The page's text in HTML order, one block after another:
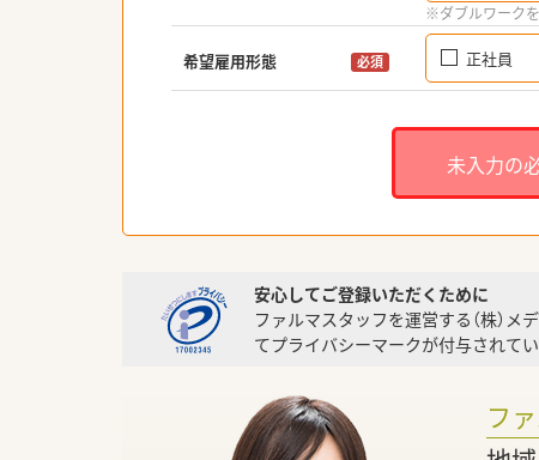
※ダブルワーク
希望雇用形態 必須 正社員
未入力の
安心してご登録いただくために
ファルマスタッフを運営する（株）
てプライバシーマークが付与されてい
フ